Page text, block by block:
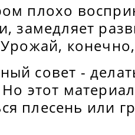
плохо
замедляет
Урожай,
совет -
Но этот
плесень или